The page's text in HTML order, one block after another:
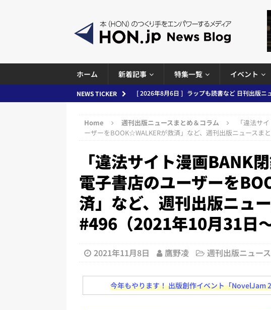
ホーム 新着記事 特集一覧 イベント
NEWS TICKER [ 2026年8月6日 ] ラップも読書など 日刊出版ニ
ースまとめ 2026.08.05
日刊出版ニュースまと
め 2026.08.04
日刊出版ニュースまとめ
[ 2026年8月3日 ]
「講談社、著者向けポータル
務化」など、週刊出版ニュースまとめ＆コラム
とめ＆コラム
[ 2026年8月2日 ] EUが生成AIコンテンツの識別
日刊出版ニュースまとめ
Home 週刊出版ニュースまとめ＆コラム
「違法サ
ーザーをBOOK☆WALKERが救済」など、週刊出版ニュースま
「違法サイト漫画BANK
電子書店のユーザーを
済」など、週刊出版ニュ
#496（2021年10月31日
2021年11月8日 鷹野凌 週刊出版ニュー
今年もやります！ 出版創作イベント「NovelJam